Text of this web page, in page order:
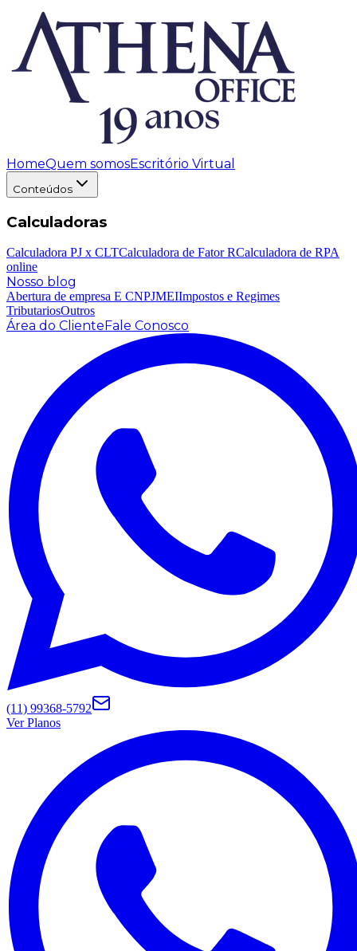
HomeQuem somosEscritório Virtual
Conteúdos
Calculadoras
Calculadora PJ x CLTCalculadora de Fator RCalculadora de RPA
online
Nosso blog
Abertura de empresa E CNPJMEIImpostos e Regimes
TributariosOutros
Área do Cliente Fale Conosco
(11) 99368-5792
Ver Planos